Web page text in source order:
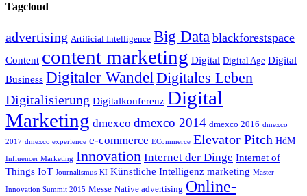
Tagcloud
advertising Artificial Intelligence Big Data blackforestspace
Content content marketing Digital Digital Age Digital
Business Digitaler Wandel Digitales Leben
Digitalisierung Digitalkonferenz Digital
Marketing dmexco dmexco 2014 dmexco 2016 dmexco
2017 dmexco experience e-commerce ECommerce Elevator Pitch HdM
Influencer Marketing Innovation Internet der Dinge Internet of
Things IoT Journalismus KI Künstliche Intelligenz marketing Master
Innovation Summit 2015 Messe Native advertising Online-